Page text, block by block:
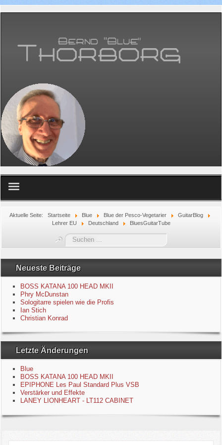
Equipment
GuitarBlog
Kontakt
Impressum
Datenschutzerklärung
Links
Gästebuch
Aktuelle Seite: Startseite Blue Blue der Pesco-Vegetarier
GuitarBlog
Lehrer EU
Deutschland BluesGuitarTube
Suchen
...
Neueste Beiträge
BOSS KATANA 100 HEAD MKII
Phry McDunstan
Sologitarre spielen wie die Profis
Ian Stich
Christian Konrad
Letzte Änderungen
Blue
BOSS KATANA 100 HEAD MKII
EPIPHONE Les Paul Standard Plus VSB
Verstärker und Effekte
LANEY LIONHEART - LT112 CABINET